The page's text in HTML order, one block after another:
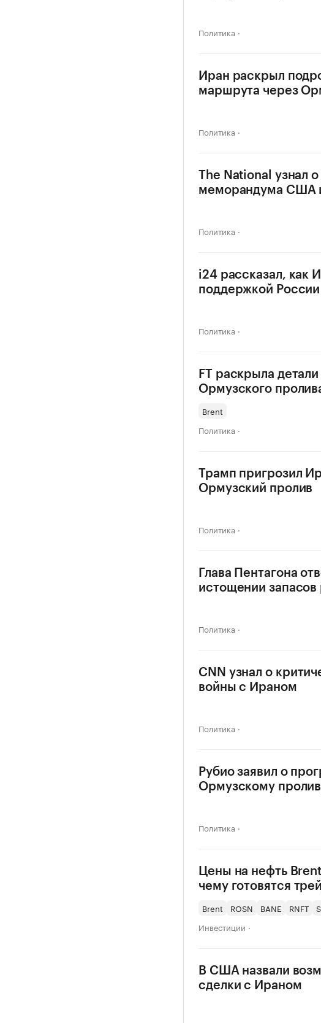
Политика
Иран раскрыл
маршрута через
Политика
The National узнал
меморандума США
Политика
i24 рассказал, как
поддержкой России
Политика
FT раскрыла
Ормузского
Brent
Политика
Трамп пригрозил
Ормузский пролив
Политика
Глава Пентагона
истощении
Политика
CNN узнал о
войны с Ираном
Политика
Рубио заявил о
Ормузскому
Политика
Цены на нефть
чему готовятся
Brent
ROSN BANE RNFT
Инвестиции
В США назвали
сделки с Ираном